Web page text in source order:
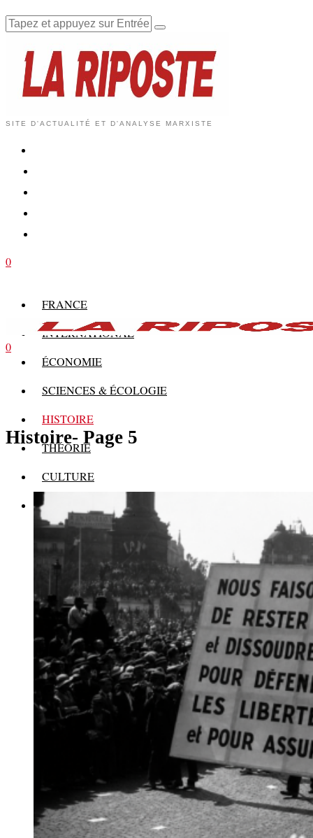
SITE D'ACTUALITÉ ET D'ANALYSE MARXISTE
0
FRANCE
INTERNATIONAL
ÉCONOMIE
SCIENCES & ÉCOLOGIE
HISTOIRE
THÉORIE
CULTURE
MULTIMÉDIAS
0
Histoire- Page 5